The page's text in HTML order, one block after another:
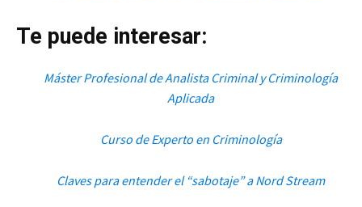
Te puede interesar:
Máster Profesional de Analista Criminal y Criminología
Aplicada
Curso de Experto en Criminología
Claves para entender el “sabotaje” a Nord Stream